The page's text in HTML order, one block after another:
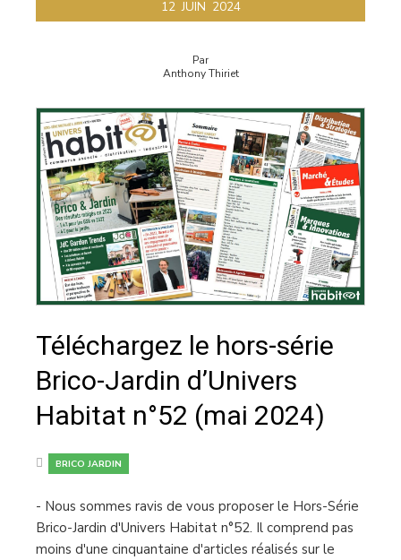
12 JUIN 2024
Par
Anthony Thiriet
Téléchargez le hors-série
Brico-Jardin d’Univers
Habitat n°52 (mai 2024)
BRICO JARDIN
- Nous sommes ravis de vous proposer le Hors-Série
Brico-Jardin d'Univers Habitat n°52. Il comprend pas
moins d'une cinquantaine d'articles réalisés sur le